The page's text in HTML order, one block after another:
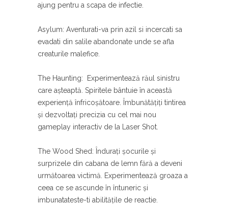
ajung pentru a scapa de infectie.
Asylum: Aventurati-va prin azil si incercati sa
evadati din salile abandonate unde se afla
creaturile malefice.
The Haunting: Experimentează răul sinistru
care așteaptă. Spiritele bântuie în această
experiență înfricoșătoare. Îmbunătățiți tintirea
și dezvoltați precizia cu cel mai nou
gameplay interactiv de la Laser Shot.
The Wood Shed: Îndurați șocurile și
surprizele din cabana de lemn fără a deveni
următoarea victimă. Experimentează groaza a
ceea ce se ascunde în întuneric și
imbunatateste-ti abilitățile de reactie.